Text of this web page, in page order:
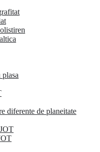
diferente de planeitate